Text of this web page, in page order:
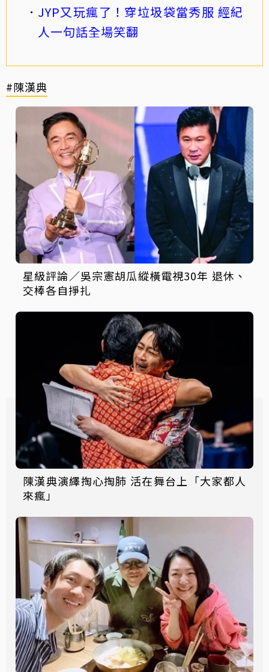
JYP又玩瘋了！穿垃圾袋當秀服 經紀
人一句話全場笑翻
#陳漢典
星級評論／吳宗憲胡瓜縱橫電視30年 退休、
交棒各自掙扎
陳漢典演繹掏心掏肺 活在舞台上「大家都人
來瘋」